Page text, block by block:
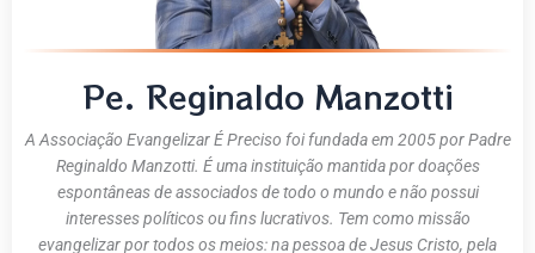
Pe. Reginaldo Manzotti
A Associação Evangelizar É Preciso foi fundada em 2005 por Padre
Reginaldo Manzotti. É uma instituição mantida por doações
espontâneas de associados de todo o mundo e não possui
interesses políticos ou fins lucrativos. Tem como missão
evangelizar por todos os meios: na pessoa de Jesus Cristo, pela